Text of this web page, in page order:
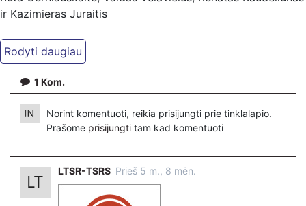
ir Kazimieras Juraitis
Jei manote, kad mūsų darbas Jums reikalingas, kviečiame
paremti: Patreon platfomoje
PayPal paypal.me/PressJazzTV; Bankiniu pavedimu - VŠĮ
"Kaisakas", LT477300010078090515 Paskirtyje nurodant
''Auka''
1 Kom.
Norint komentuoti, reikia prisijungti prie tinklalapio.
Prašome prisijungti tam kad komentuoti
LTSR-TSRS Prieš 5 m., 8 mėn.